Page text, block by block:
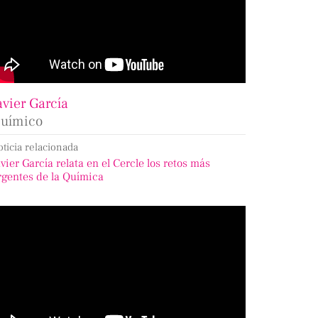
García
relacionada
García relata en el Cercle los retos más
de la Química